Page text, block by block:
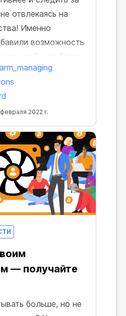
отвлекаясь на
Именно
возможность
чтобы вы были
событий.
2022 г.
— получайте
больше, но не